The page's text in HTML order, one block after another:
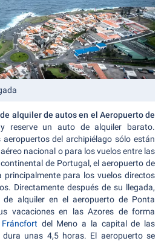
alquiler de autos en el Aeropuerto de
y reserve un auto de alquiler barato.
del archipiélago sólo están
nacional o para los vuelos entre las
de Portugal, el aeropuerto de
principalmente para los vuelos directos
Directamente después de su llegada,
alquiler en el aeropuerto de Ponta
vacaciones en las Azores de forma
Fráncfort del Meno a la capital de las
dura unas 4,5 horas. El aeropuerto se